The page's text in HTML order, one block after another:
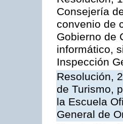
Consejería
convenio de
Gobierno de
informático,
Inspección
Resolución,
de Turismo,
la Escuela
General de